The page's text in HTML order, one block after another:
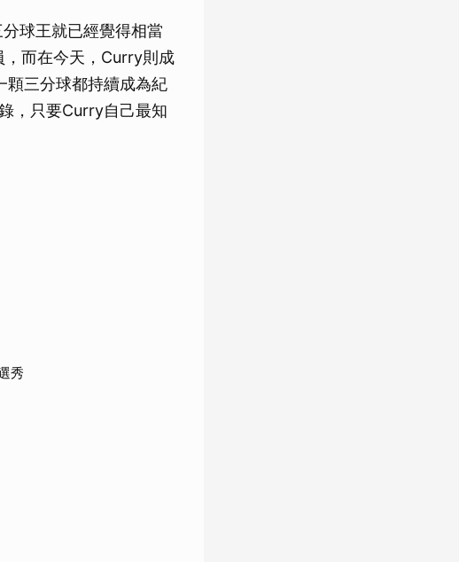
球王就已經覺得相當
而在今天，Curry則成
三分球都持續成為紀
，只要Curry自己最知
秀